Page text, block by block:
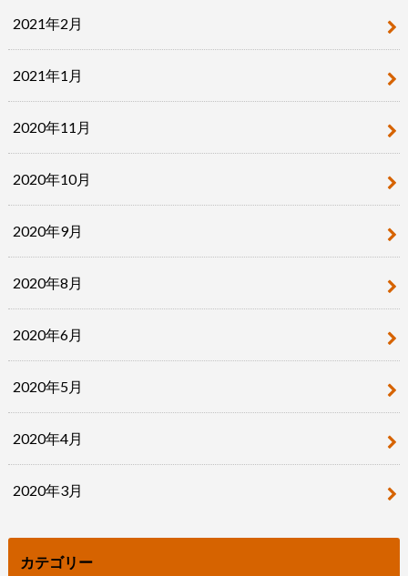
2021年2月
2021年1月
2020年11月
2020年10月
2020年9月
2020年8月
2020年6月
2020年5月
2020年4月
2020年3月
カテゴリー